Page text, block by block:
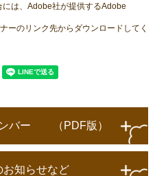
は、Adobe社が提供するAdobe
ーのリンク先からダウンロードしてく
ンバー （PDF版）
お知らせなど